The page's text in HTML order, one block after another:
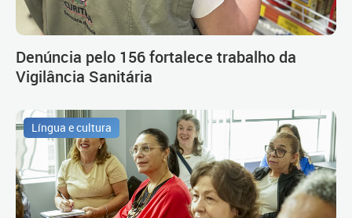
Denúncia pelo 156 fortalece trabalho da
Vigilância Sanitária
Língua e cultura